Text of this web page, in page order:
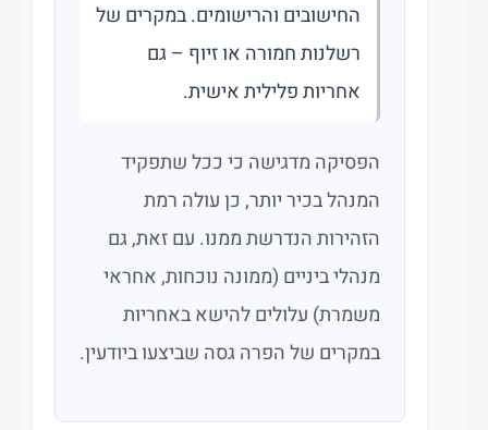
החישובים והרישומים. במקרים של
רשלנות חמורה או זיוף – גם
אחריות פלילית אישית.
הפסיקה מדגישה כי ככל שתפקיד
המנהל בכיר יותר, כן עולה רמת
הזהירות הנדרשת ממנו. עם זאת, גם
מנהלי ביניים (ממונה נוכחות, אחראי
משמרת) עלולים להישא באחריות
במקרים של הפרה גסה שביצעו ביודעין.